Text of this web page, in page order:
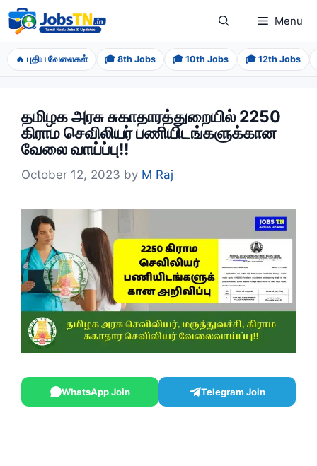
Skip
to
content
Menu
🔥 புதிய வேலைகள் 🎓 8th Jobs 🎓 10th Jobs 🎓 12th Jobs
தமிழக அரசு சுகாதாரத்துறையில் 2250
கிராம செவிலியர் பணியிடங்களுக்கான
வேலை வாய்ப்பு!!
October 12, 2023 by M Raj
WhatsApp Join Telegram Join